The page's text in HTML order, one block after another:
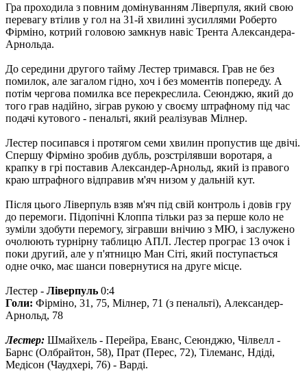
Гра проходила з повним домінуванням Ліверпуля, який свою
перевагу втілив у гол на 31-й хвилині зусиллями Роберто
Фірміно, котрий головою замкнув навіс Трента Александера-
Арнольда.
До середини другого тайму Лестер тримався. Грав не без
помилок, але загалом гідно, хоч і без моментів попереду. А
потім чергова помилка все перекреслила. Сеюнджю, який до
того грав надійно, зіграв рукою у своєму штрафному під час
подачі кутового - пенальті, який реалізував Мілнер.
Лестер посипався і протягом семи хвилин пропустив ще двічі.
Спершу Фірміно зробив дубль, розстрілявши воротаря, а
крапку в грі поставив Александер-Арнольд, який із правого
краю штрафного відправив м'яч низом у дальній кут.
Після цього Ліверпуль взяв м'яч під свій контроль і довів гру
до перемоги. Підопічні Клоппа тільки раз за перше коло не
зуміли здобути перемогу, зігравши внічию з МЮ, і заслужено
очолюють турнірну таблицю АПЛ. Лестер програє 13 очок і
поки другий, але у п'ятницю Ман Сіті, який поступається
одне очко, має шанси повернутися на друге місце.
Лестер - Ліверпуль 0:4
Голи: Фірміно, 31, 75, Мілнер, 71 (з пенальті), Александер-
Арнольд, 78
Лестер: Шмайхель - Перейра, Еванс, Сеюнджю, Чілвелл -
Барнс (Олбрайтон, 58), Прат (Перес, 72), Тілеманс, Ндіді,
Медісон (Чаудхері, 76) - Варді.